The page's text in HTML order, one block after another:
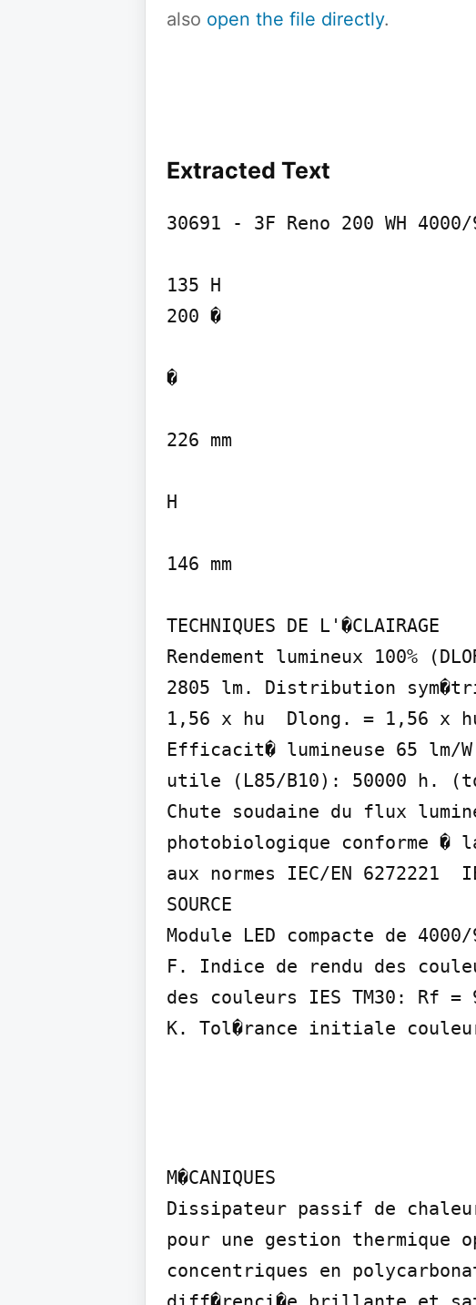
also open the file directly.
Extracted Text
30691 - 3F Reno 200 WH 4000/
135 H
200 �
�
226 mm
H
146 mm
TECHNIQUES DE L'�CLAIRAGE
Rendement lumineux 100%
2805 lm. Distribution
1,56 x hu  Dlong. = 1,56 x
Efficacit� lumineuse 65 lm/
utile (L85/B10): 50000 h.
Chute soudaine du flux
photobiologique conforme �
aux normes IEC/EN 6272221
SOURCE
Module LED compacte de
F. Indice de rendu des
des couleurs IES TM30: Rf =
K. Tol�rance initiale couleur
M�CANIQUES
Dissipateur passif de
pour une gestion thermique
concentriques en